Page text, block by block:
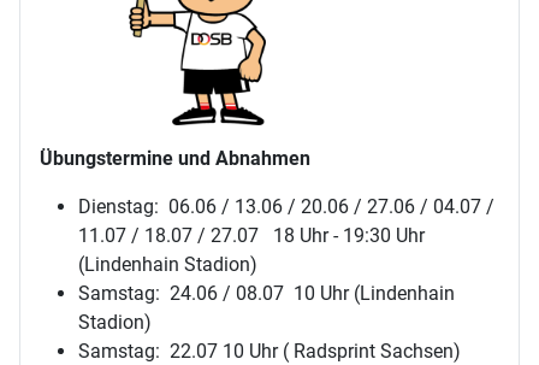
Übungstermine und Abnahmen
Dienstag: 06.06 / 13.06 / 20.06 / 27.06 / 04.07 /
11.07 / 18.07 / 27.07 18 Uhr - 19:30 Uhr
(Lindenhain Stadion)
Samstag: 24.06 / 08.07 10 Uhr (Lindenhain
Stadion)
Samstag: 22.07 10 Uhr ( Radsprint Sachsen)